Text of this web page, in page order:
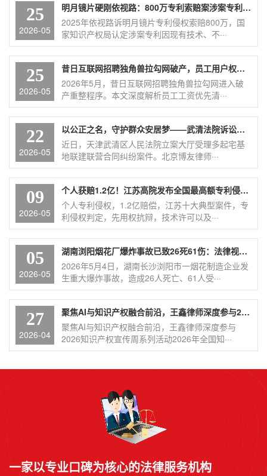
25
2026-05
明月镜片硬刚依视路：800万专利索赔案涉案专利被裁定全部无效
2025年依视路诉明月镜片专利侵权索赔800万，国
家知识产权局认定涉案专利因现有技术、不···
25
2026-05
昔日互联网招聘独角兽拉勾网破产，员工用户权益如何保障？
2026年5月，昔日互联网招聘独角兽拉勾网进入破
产重整程序。本文深度解析员工工资优先清···
22
2026-05
以公正之名，守护群众安居梦——武清法院诉讼服务中心立案现场纪实
近日，天津武清区人民法院立案大厅受理多起宅基
地联建联营合同纠纷案件。北京博友律师···
09
2026-05
个人获赔1.2亿！江苏高院发布全国最高额专利侵权赔偿案，释放了什么信号？
个人专利侵权，1.2亿赔偿，江苏十大典型案件，专
利侵权判定，先用权抗辩，技术许可以及···
05
2026-05
湖南浏阳烟花厂爆炸事故已致26死61伤：法律视角下的安全生产责任与追责分析
2026年5月4日，湖南长沙浏阳市一烟花制造企业发
生重大爆炸事故，造成26人死亡、61人受···
27
2026-04
聚焦AI与知识产权融合前沿，王鑫律师深度参与2026知识产权宣传周系列活动
聚焦AI与知识产权融合前沿，王鑫律师深度参与
2026知识产权宣传周系列活动2026年全国知···
一家以专业口碑为核心的法律服务机构